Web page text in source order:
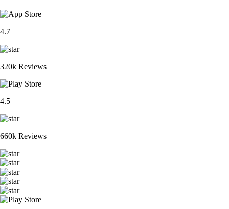
4.7
320k Reviews
4.5
660k Reviews